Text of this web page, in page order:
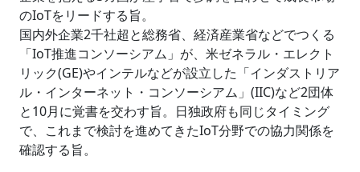
のIoTをリードする旨。
国内外企業2千社超と総務省、経済産業省などでつくる
「IoT推進コンソーシアム」が、米ゼネラル・エレクト
リック(GE)やインテルなどが設立した「インダストリア
ル・インターネット・コンソーシアム」(IIC)など2団体
と10月に覚書を交わす旨。日独政府も同じタイミング
で、これまで検討を進めてきたIoT分野での協力関係を
確認する旨。